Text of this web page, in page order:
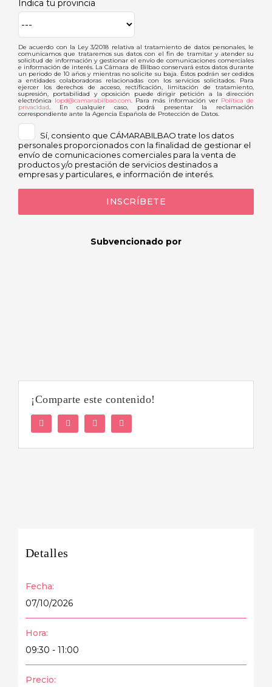
Indica tu provincia
De acuerdo con la Ley 3/2018 relativa al tratamiento de datos personales, le
comunicamos que trataremos sus datos con el fin de tramitar y atender su
solicitud de información y gestionar el envío de comunicaciones comerciales
e información de interés. La Cámara de Bilbao conservará estos datos durante
un periodo de 10 años y mientras no solicite su baja. Éstos podrán ser cedidos
a entidades colaboradoras relacionadas con los servicios solicitados. Para
ejercer los derechos de acceso, rectificación, limitación de tratamiento,
supresión, portabilidad y oposición puede dirigir petición a la dirección
electrónica lopd@camarabilbao.com. Para más información ver Política de
privacidad. En cualquier caso, podrá presentar la reclamación
correspondiente ante la Agencia Española de Protección de Datos.
Sí, consiento que CÁMARABILBAO trate los datos
personales proporcionados con la finalidad de gestionar el
envío de comunicaciones comerciales para la venta de
productos y/o prestación de servicios destinados a
empresas y particulares, e información de interés.
Subvencionado por
¡Comparte este contenido!
Facebook Twitter LinkedIn
Detalles
Fecha:
07/10/2026
Hora:
09:30 - 11:00
Precio: